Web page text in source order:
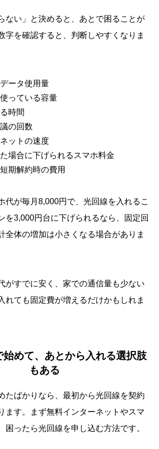
ない」と決めると、あとで困ることが
字を確認すると、判断しやすくなりま
ータ使用量
っている容量
時間
の回数
ットの速度
場合に下げられるスマホ料金
期解約時の費用
代が毎月8,000円で、光回線を入れるこ
を3,000円台に下げられるなら、固定回
全体の増加は小さくなる場合がありま
がすでに安く、家での通信量も少ない
れても固定費が増えるだけかもしれま
始めて、あとから入れる選択肢
もある
たばかりなら、最初から光回線を契約
ます。まず無料インターネットやスマ
困ったら光回線を申し込む方法です。